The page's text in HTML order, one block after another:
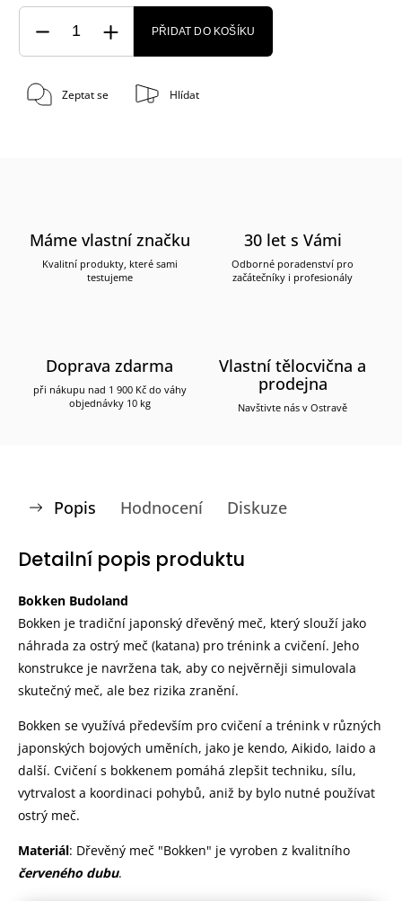
PŘIDAT DO KOŠÍKU
Zeptat se Hlídat
Máme vlastní značku
Kvalitní produkty, které sami
testujeme
30 let s Vámi
Odborné poradenství pro
začátečníky i profesionály
Doprava zdarma
při nákupu nad 1 900 Kč do váhy
objednávky 10 kg
Vlastní tělocvična a
prodejna
Navštivte nás v Ostravě
Popis Hodnocení Diskuze
Detailní popis produktu
Bokken Budoland
Bokken je tradiční japonský dřevěný meč, který slouží jako
náhrada za ostrý meč (katana) pro trénink a cvičení. Jeho
konstrukce je navržena tak, aby co nejvěrněji simulovala
skutečný meč, ale bez rizika zranění.
Bokken se využívá především pro cvičení a trénink v různých
japonských bojových uměních, jako je kendo, Aikido, Iaido a
další. Cvičení s bokkenem pomáhá zlepšit techniku, sílu,
vytrvalost a koordinaci pohybů, aniž by bylo nutné používat
ostrý meč.
Materiál: Dřevěný meč "Bokken" je vyroben z kvalitního
červeného dubu.